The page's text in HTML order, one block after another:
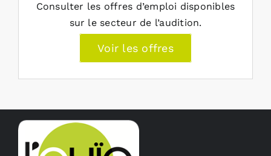
Consulter les offres d’emploi disponibles
sur le secteur de l’audition.
Voir les offres